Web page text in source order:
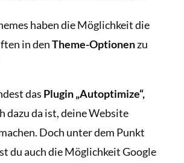
haben die Möglichkeit die
in denTheme-Optionenzu
das Plugin „Autoptimize“,
dazu da ist, deine Website
Doch unter dem Punkt
du auch die Möglichkeit Google